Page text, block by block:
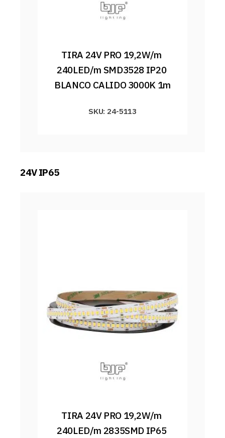
TIRA 24V PRO 19,2W/m
240LED/m SMD3528 IP20
BLANCO CALIDO 3000K 1m
SKU: 24-5113
24V IP65
TIRA 24V PRO 19,2W/m
240LED/m 2835SMD IP65